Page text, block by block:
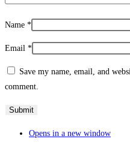
Name *
Email *
Save my name, email, and
comment.
Opens in a new window